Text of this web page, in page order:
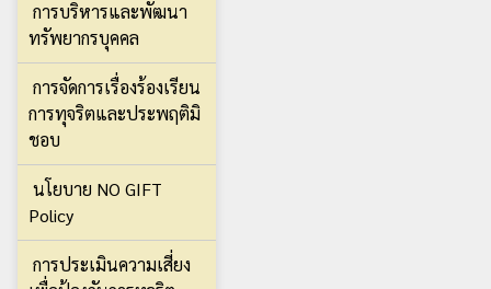
การบริหารและพัฒนา
ทรัพยากรบุคคล
การจัดการเรื่องร้องเรียน
การทุจริตและประพฤติมิ
ชอบ
นโยบาย NO GIFT
Policy
การประเมินความเสี่ยง